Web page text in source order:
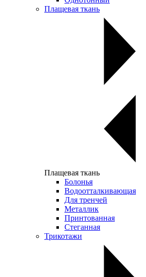
Плащевая ткань
Плащевая ткань
Болонья
Водоотталкивающая
Для тренчей
Металлик
Принтованная
Стеганная
Трикотажи